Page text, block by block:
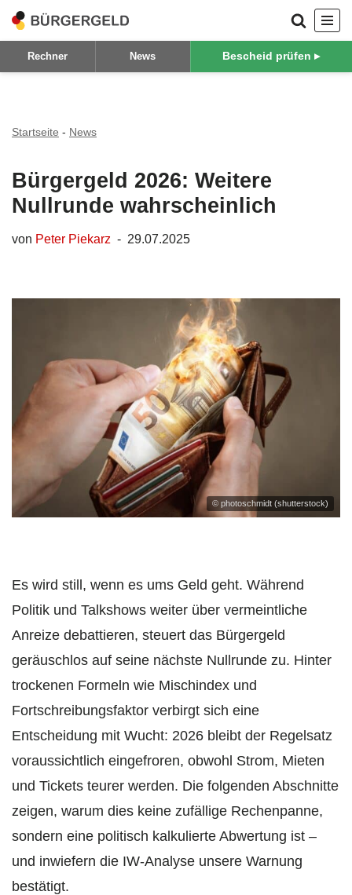
Zum
Inhalt
Rechner News Bescheid prüfen ▸
Startseite - News
Bürgergeld 2026: Weitere
Nullrunde wahrscheinlich
von Peter Piekarz 29.07.2025
© photoschmidt (shutterstock)
Es wird still, wenn es ums Geld geht. Während
Politik und Talkshows weiter über vermeintliche
Anreize debattieren, steuert das Bürgergeld
geräuschlos auf seine nächste Nullrunde zu. Hinter
trockenen Formeln wie Mischindex und
Fortschreibungsfaktor verbirgt sich eine
Entscheidung mit Wucht: 2026 bleibt der Regelsatz
voraussichtlich eingefroren, obwohl Strom, Mieten
und Tickets teurer werden. Die folgenden Abschnitte
zeigen, warum dies keine zufällige Rechenpanne,
sondern eine politisch kalkulierte Abwertung ist –
und inwiefern die IW‑Analyse unsere Warnung
bestätigt.